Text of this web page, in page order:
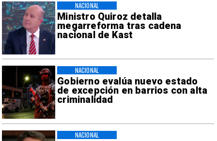
Ministro Quiroz detalla
megarreforma tras cadena
nacional de Kast
NACIONAL
Gobierno evalúa nuevo estado
de excepción en barrios con alta
criminalidad
NACIONAL
NACIONAL